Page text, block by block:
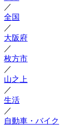
／
全国
／
大阪府
／
枚方市
／
山之上
／
生活
／
自動車・バイク